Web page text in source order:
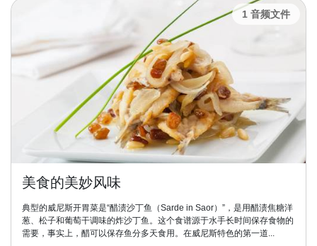
1 音频文件
美食的美妙风味
典型的威尼斯开胃菜是“醋渍沙丁鱼（Sarde in Saor）”，是用醋渍焦糖洋
葱、松子和葡萄干调味的炸沙丁鱼。这个食谱源于水手长时间保存食物的
需要，事实上，醋可以保存鱼分多天食用。在威尼斯特色的第一道...